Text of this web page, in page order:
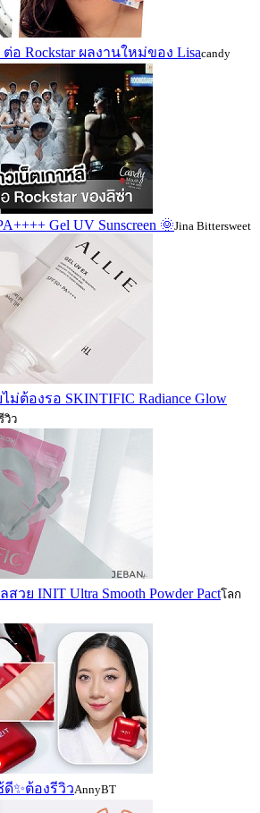
ต่อ Rockstar ผลงานใหม่ของ Lisacandy
Gel UV Sunscreen 🌞Jina Bittersweet
ต้องรอ SKINTIFIC Radiance Glow
วิว
ย INIT Ultra Smooth Powder Pactโลก
✨ต้องรีวิวAnnyBT